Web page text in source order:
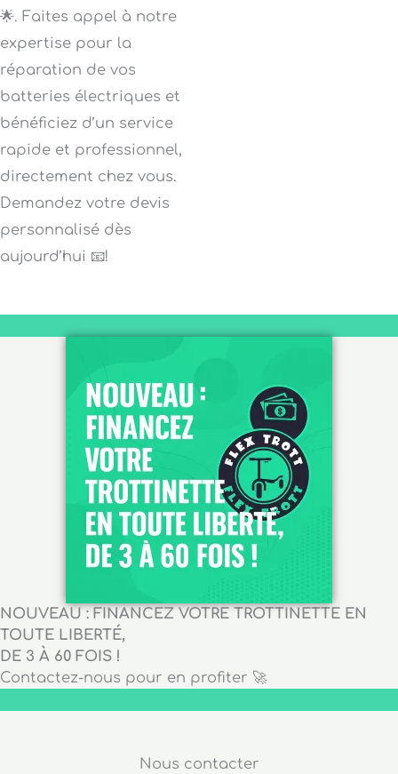
🌟. Faites appel à notre
expertise pour la
réparation de vos
batteries électriques et
bénéficiez d’un service
rapide et professionnel,
directement chez vous.
Demandez votre devis
personnalisé dès
aujourd’hui 📧!
NOUVEAU : FINANCEZ VOTRE TROTTINETTE EN
TOUTE LIBERTÉ,
DE 3 À 60 FOIS !
Contactez-nous pour en profiter 🚀
Nous contacter